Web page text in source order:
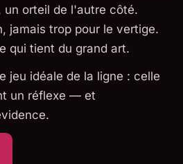
un orteil de l'autre côté.
jamais trop pour le vertige.
qui tient du grand art.
jeu idéale de la ligne : celle
un réflexe — et